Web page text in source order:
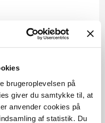
brugeroplevelsen på
giver du samtykke til, at
anvender cookies på
af statistik. Du